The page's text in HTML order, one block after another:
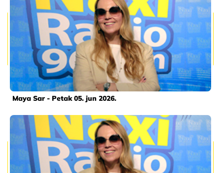
Maya Sar - Petak 05. jun 2026.